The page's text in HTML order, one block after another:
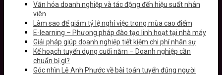
Văn hóa doanh nghiệp và tác động đến hiệu suất nhân
viên
Làm sao để giảm tỷ lệ nghỉ việc trong mùa cao điểm
E-learning – Phương pháp đào tạo linh hoạt tại nhà máy
Giải pháp giúp doanh nghiệp tiết kiệm chi phí nhân sự
Kế hoạch tuyển dụng cuối năm – Doanh nghiệp cần
chuẩn bị gì?
Góc nhìn Lê Anh Phước về bài toán tuyển đúng người